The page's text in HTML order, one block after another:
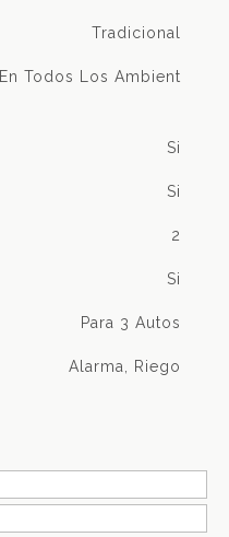
Tradicional
En Todos Los Ambient
Si
Si
2
Si
Para 3 Autos
Alarma, Riego